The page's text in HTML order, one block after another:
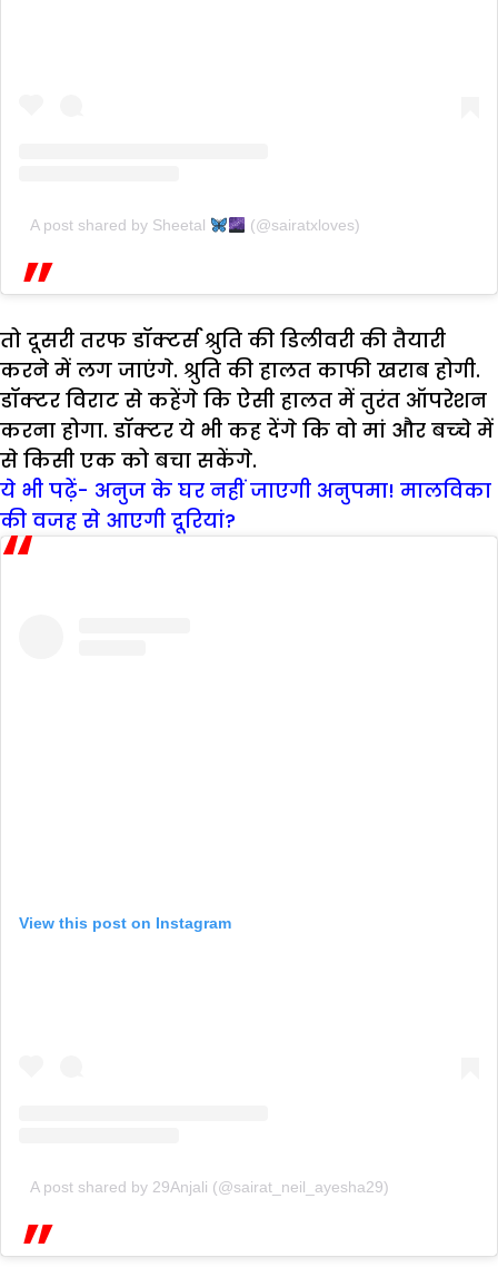
A post shared by Sheetal (@sairatxloves)
तो दूसरी तरफ डॉक्‍टर्स श्रुति की डिलीवरी की तैयारी
करने में लग जाएंगे. श्रुति की हालत काफी खराब होगी.
डॉक्‍टर विराट से कहेंगे कि ऐसी हालत में तुरंत ऑपरेशन
करना होगा. डॉक्‍टर ये भी कह देंगे कि वो मां और बच्‍चे में
से किसी एक को बचा सकेंगे.
ये भी पढ़ें- अनुज के घर नहीं जाएगी अनुपमा! मालविका
की वजह से आएगी दूरियां?
View this post on Instagram
A post shared by 29Anjali (@sairat_neil_ayesha29)